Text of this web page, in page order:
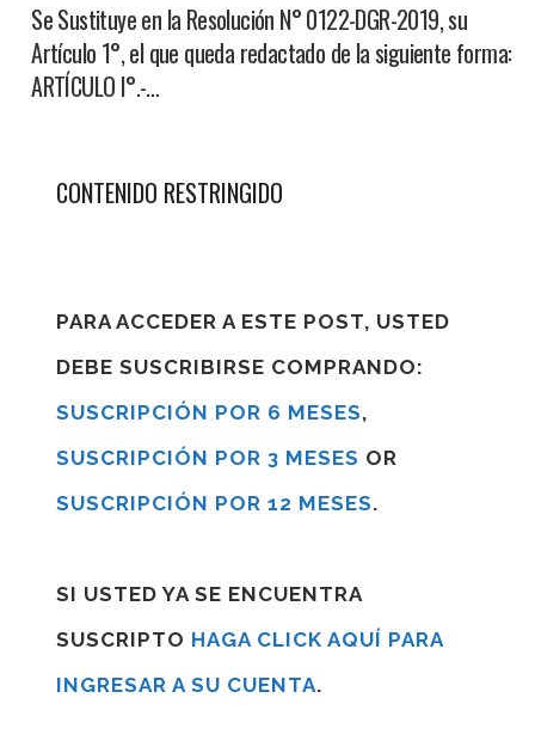
Se Sustituye en la Resolución N° 0122-DGR-2019, su
Artículo 1°, el que queda redactado de la siguiente forma:
ARTÍCULO I°.-…
CONTENIDO RESTRINGIDO
PARA ACCEDER A ESTE POST, USTED
DEBE SUSCRIBIRSE COMPRANDO:
SUSCRIPCIÓN POR 6 MESES,
SUSCRIPCIÓN POR 3 MESES OR
SUSCRIPCIÓN POR 12 MESES.
SI USTED YA SE ENCUENTRA
SUSCRIPTO HAGA CLICK AQUÍ PARA
INGRESAR A SU CUENTA.